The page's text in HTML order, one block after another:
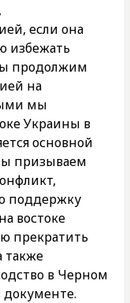
если она
избежать
продолжим
на
мы
Украины в
основной
призываем
поддержку
востоке
прекратить
также
в Черном
документе.